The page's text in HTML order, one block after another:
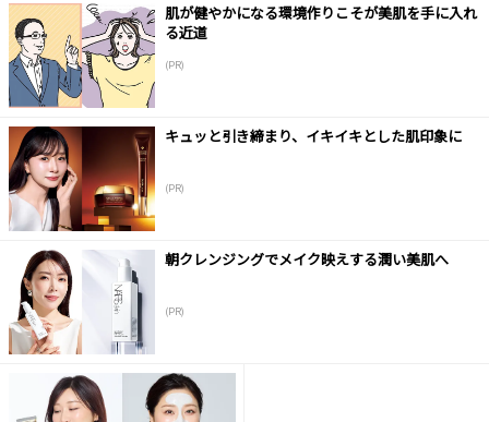
肌が健やかになる環境作りこそが美肌を手に入れ
る近道
(PR)
キュッと引き締まり、イキイキとした肌印象に
(PR)
朝クレンジングでメイク映えする潤い美肌へ
(PR)